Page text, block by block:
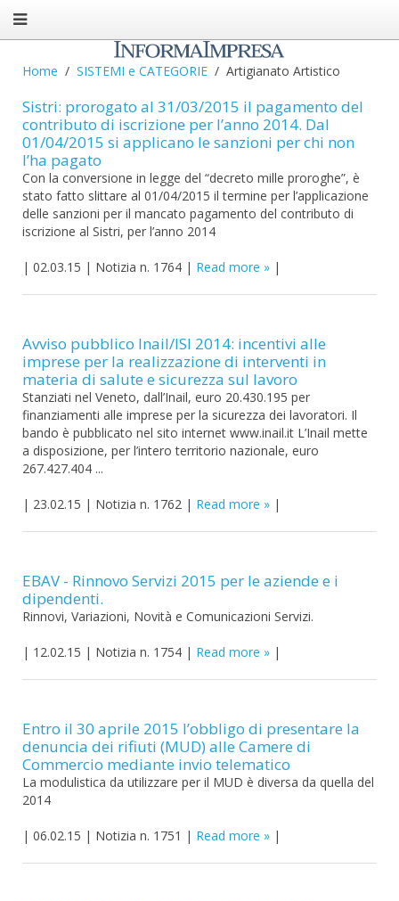
Home SISTEMI e CATEGORIE Artigianato Artistico
Sistri: prorogato al 31/03/2015 il pagamento del
contributo di iscrizione per l’anno 2014. Dal
01/04/2015 si applicano le sanzioni per chi non
l’ha pagato
Con la conversione in legge del “decreto mille proroghe”, è
stato fatto slittare al 01/04/2015 il termine per l’applicazione
delle sanzioni per il mancato pagamento del contributo di
iscrizione al Sistri, per l’anno 2014
| 02.03.15 | Notizia n. 1764 | Read more |
Avviso pubblico Inail/ISI 2014: incentivi alle
imprese per la realizzazione di interventi in
materia di salute e sicurezza sul lavoro
Stanziati nel Veneto, dall’Inail, euro 20.430.195 per
finanziamenti alle imprese per la sicurezza dei lavoratori. Il
bando è pubblicato nel sito internet www.inail.it L’Inail mette
a disposizione, per l’intero territorio nazionale, euro
267.427.404 ...
| 23.02.15 | Notizia n. 1762 | Read more |
EBAV - Rinnovo Servizi 2015 per le aziende e i
dipendenti.
Rinnovi, Variazioni, Novità e Comunicazioni Servizi.
| 12.02.15 | Notizia n. 1754 | Read more |
Entro il 30 aprile 2015 l’obbligo di presentare la
denuncia dei rifiuti (MUD) alle Camere di
Commercio mediante invio telematico
La modulistica da utilizzare per il MUD è diversa da quella del
2014
| 06.02.15 | Notizia n. 1751 | Read more |